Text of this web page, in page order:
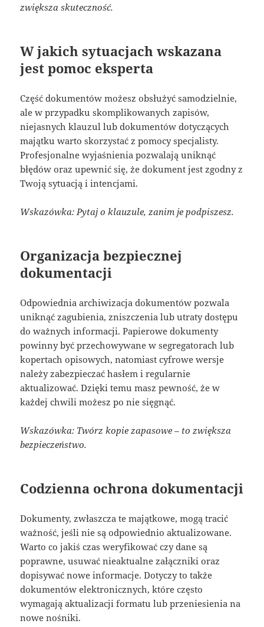
zwiększa skuteczność.
W jakich sytuacjach wskazana
jest pomoc eksperta
Część dokumentów możesz obsłużyć samodzielnie,
ale w przypadku skomplikowanych zapisów,
niejasnych klauzul lub dokumentów dotyczących
majątku warto skorzystać z pomocy specjalisty.
Profesjonalne wyjaśnienia pozwalają uniknąć
błędów oraz upewnić się, że dokument jest zgodny z
Twoją sytuacją i intencjami.
Wskazówka: Pytaj o klauzule, zanim je podpiszesz.
Organizacja bezpiecznej
dokumentacji
Odpowiednia archiwizacja dokumentów pozwala
uniknąć zagubienia, zniszczenia lub utraty dostępu
do ważnych informacji. Papierowe dokumenty
powinny być przechowywane w segregatorach lub
kopertach opisowych, natomiast cyfrowe wersje
należy zabezpieczać hasłem i regularnie
aktualizować. Dzięki temu masz pewność, że w
każdej chwili możesz po nie sięgnąć.
Wskazówka: Twórz kopie zapasowe – to zwiększa
bezpieczeństwo.
Codzienna ochrona dokumentacji
Dokumenty, zwłaszcza te majątkowe, mogą tracić
ważność, jeśli nie są odpowiednio aktualizowane.
Warto co jakiś czas weryfikować czy dane są
poprawne, usuwać nieaktualne załączniki oraz
dopisywać nowe informacje. Dotyczy to także
dokumentów elektronicznych, które często
wymagają aktualizacji formatu lub przeniesienia na
nowe nośniki.